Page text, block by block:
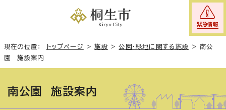
緊急情報
現在の位置： トップページ >施設 >公園・緑地に関する施設 >南公
園 施設案内
南公園 施設案内